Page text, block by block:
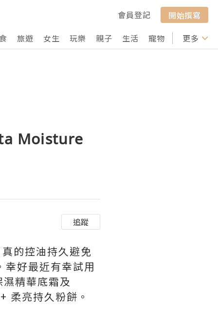
會員登記
開始撰寫
旅遊 女生 玩樂 親子 生活 寵物 行山 打卡
更多
Moisture
追蹤
的控油持久避免
好最近有幸試用
精華底霜及
亮持久粉餅 。